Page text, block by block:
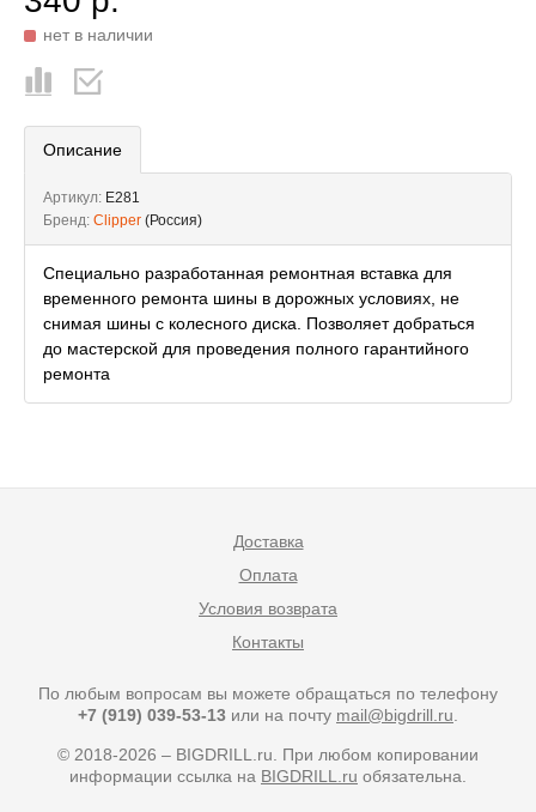
нет в наличии
Описание
Артикул: E281
Бренд: Clipper (Россия)
Специально разработанная ремонтная вставка для
временного ремонта шины в дорожных условиях, не
снимая шины с колесного диска. Позволяет добраться
до мастерской для проведения полного гарантийного
ремонта
Доставка
Оплата
Условия возврата
Контакты
По любым вопросам вы можете обращаться по телефону
+7 (919) 039-53-13 или на почту mail@bigdrill.ru
© 2018-2026 – BIGDRILL.ru. При любом копировании
информации ссылка на BIGDRILL.ru обязательна.